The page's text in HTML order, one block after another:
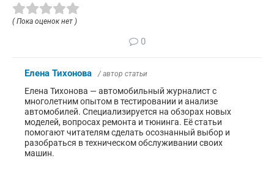
( Пока оценок нет )
0
Елена Тихонова / автор статьи
Елена Тихонова — автомобильный журналист с
многолетним опытом в тестировании и анализе
автомобилей. Специализируется на обзорах новых
моделей, вопросах ремонта и тюнинга. Её статьи
помогают читателям сделать осознанный выбор и
разобраться в техническом обслуживании своих
машин.